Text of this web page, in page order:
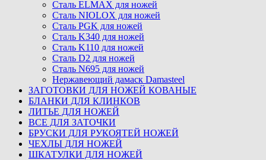
Сталь ELMAX для ножей
Сталь NIOLOX для ножей
Сталь PGK для ножей
Сталь K340 для ножей
Сталь K110 для ножей
Сталь D2 для ножей
Сталь N695 для ножей
Нержавеющий дамаск Damasteel
ЗАГОТОВКИ ДЛЯ НОЖЕЙ КОВАНЫЕ
БЛАНКИ ДЛЯ КЛИНКОВ
ЛИТЬЕ ДЛЯ НОЖЕЙ
ВСЕ ДЛЯ ЗАТОЧКИ
БРУСКИ ДЛЯ РУКОЯТЕЙ НОЖЕЙ
ЧЕХЛЫ ДЛЯ НОЖЕЙ
ШКАТУЛКИ ДЛЯ НОЖЕЙ